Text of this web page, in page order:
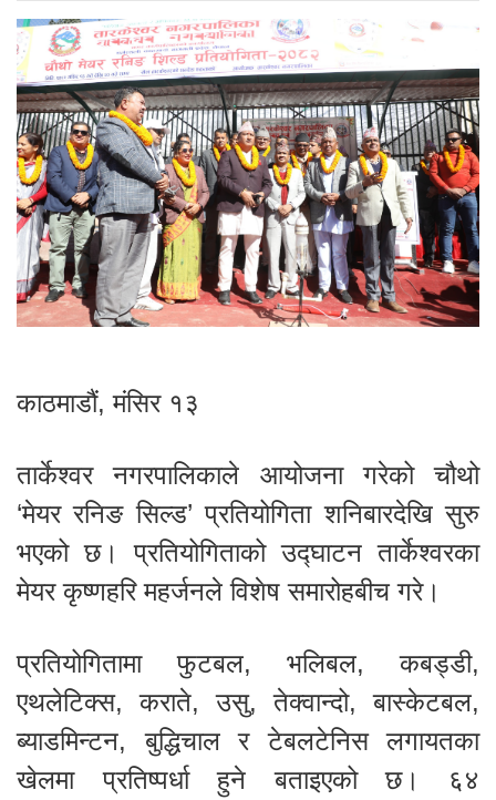
काठमाडौं, मंसिर १३
तार्केश्वर नगरपालिकाले आयोजना गरेको चौथो
‘मेयर रनिङ सिल्ड’ प्रतियोगिता शनिबारदेखि सुरु
भएको छ। प्रतियोगिताको उद्घाटन तार्केश्वरका
मेयर कृष्णहरि महर्जनले विशेष समारोहबीच गरे।
प्रतियोगितामा फुटबल, भलिबल, कबड्डी,
एथलेटिक्स, कराते, उसु, तेक्वान्दो, बास्केटबल,
ब्याडमिन्टन, बुद्धिचाल र टेबलटेनिस लगायतका
खेलमा प्रतिष्पर्धा हुने बताइएको छ। ६४